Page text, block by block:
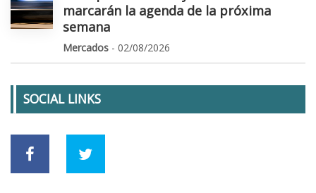
marcarán la agenda de la próxima
semana
Mercados - 02/08/2026
SOCIAL LINKS